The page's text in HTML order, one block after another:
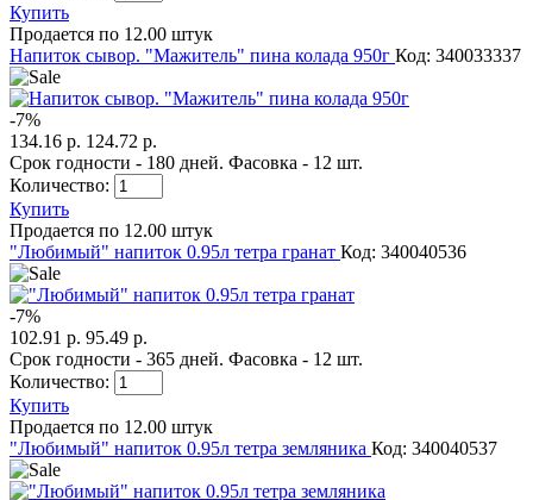
Купить
Продается по 12.00 штук
Напиток сывор. "Мажитель" пина колада 950г Код: 340033337
-7%
134.16 р. 124.72 р.
Срок годности - 180 дней. Фасовка - 12 шт.
Количество:
Купить
Продается по 12.00 штук
"Любимый" напиток 0.95л тетра гранат Код: 340040536
-7%
102.91 р. 95.49 р.
Срок годности - 365 дней. Фасовка - 12 шт.
Количество:
Купить
Продается по 12.00 штук
"Любимый" напиток 0.95л тетра земляника Код: 340040537